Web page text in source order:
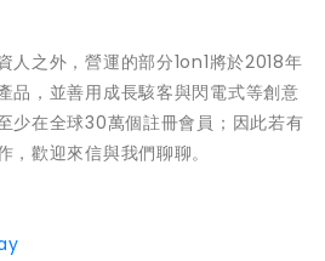
人之外，營運的部分1on1將於2018年
品，並善用成長駭客與閃電式等創意
少在全球30萬個註冊會員；因此若有
歡迎來信與我們聊聊。